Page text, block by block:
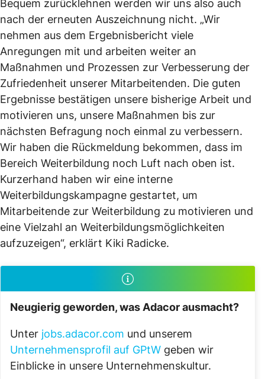
Bequem zurücklehnen werden wir uns also auch
nach der erneuten Auszeichnung nicht. „Wir
nehmen aus dem Ergebnisbericht viele
Anregungen mit und arbeiten weiter an
Maßnahmen und Prozessen zur Verbesserung der
Zufriedenheit unserer Mitarbeitenden. Die guten
Ergebnisse bestätigen unsere bisherige Arbeit und
motivieren uns, unsere Maßnahmen bis zur
nächsten Befragung noch einmal zu verbessern.
Wir haben die Rückmeldung bekommen, dass im
Bereich Weiterbildung noch Luft nach oben ist.
Kurzerhand haben wir eine interne
Weiterbildungskampagne gestartet, um
Mitarbeitende zur Weiterbildung zu motivieren und
eine Vielzahl an Weiterbildungsmöglichkeiten
aufzuzeigen“, erklärt Kiki Radicke.
Neugierig geworden, was Adacor ausmacht?
Unter jobs.adacor.com und unserem
Unternehmensprofil auf GPtW geben wir
Einblicke in unsere Unternehmenskultur.